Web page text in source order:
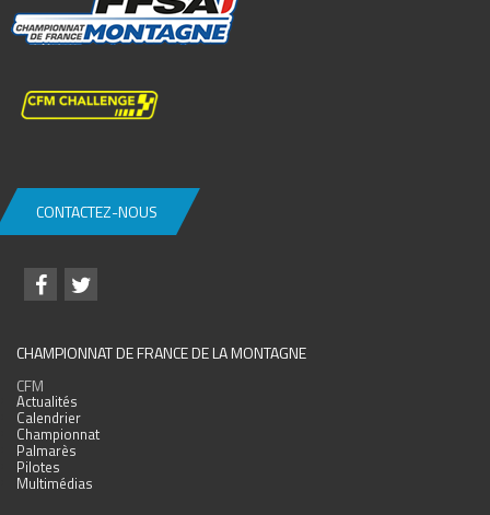
CONTACTEZ-NOUS
CHAMPIONNAT DE FRANCE DE LA MONTAGNE
CFM
Actualités
Calendrier
Championnat
Palmarès
Pilotes
Multimédias